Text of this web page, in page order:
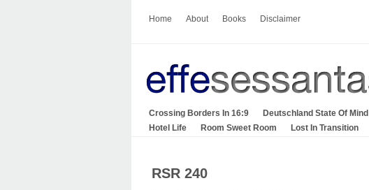
Home About Books Disclaimer
Crossing Borders In 16:9
Deutschland State Of Mind
Hotel Life
Room Sweet Room Lost In Transition
RSR 240